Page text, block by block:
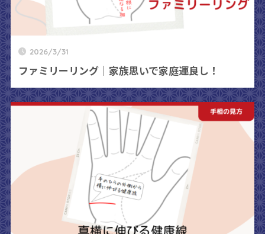
2026/3/31
ファミリーリング｜家族思いで家庭運良し！